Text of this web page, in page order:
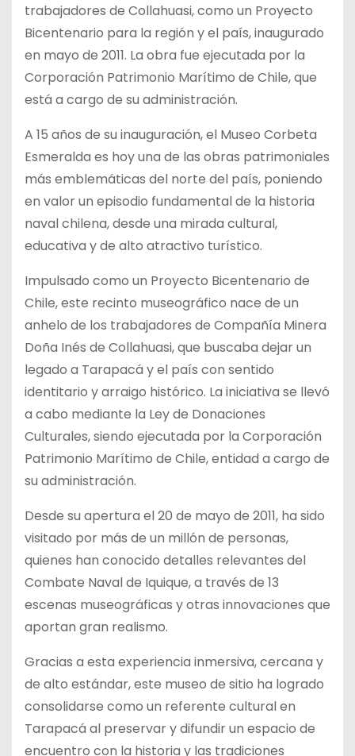
trabajadores de Collahuasi, como un Proyecto
Bicentenario para la región y el país, inaugurado
en mayo de 2011. La obra fue ejecutada por la
Corporación Patrimonio Marítimo de Chile, que
está a cargo de su administración.
A 15 años de su inauguración, el Museo Corbeta
Esmeralda es hoy una de las obras patrimoniales
más emblemáticas del norte del país, poniendo
en valor un episodio fundamental de la historia
naval chilena, desde una mirada cultural,
educativa y de alto atractivo turístico.
Impulsado como un Proyecto Bicentenario de
Chile, este recinto museográfico nace de un
anhelo de los trabajadores de Compañía Minera
Doña Inés de Collahuasi, que buscaba dejar un
legado a Tarapacá y el país con sentido
identitario y arraigo histórico. La iniciativa se llevó
a cabo mediante la Ley de Donaciones
Culturales, siendo ejecutada por la Corporación
Patrimonio Marítimo de Chile, entidad a cargo de
su administración.
Desde su apertura el 20 de mayo de 2011, ha sido
visitado por más de un millón de personas,
quienes han conocido detalles relevantes del
Combate Naval de Iquique, a través de 13
escenas museográficas y otras innovaciones que
aportan gran realismo.
Gracias a esta experiencia inmersiva, cercana y
de alto estándar, este museo de sitio ha logrado
consolidarse como un referente cultural en
Tarapacá al preservar y difundir un espacio de
encuentro con la historia y las tradiciones